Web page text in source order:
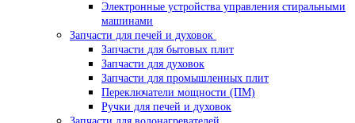
Электронные устройства управления стиральными
машинами
Запчасти для печей и духовок
Запчасти для бытовых плит
Запчасти для духовок
Запчасти для промышленных плит
Переключатели мощности (ПМ)
Ручки для печей и духовок